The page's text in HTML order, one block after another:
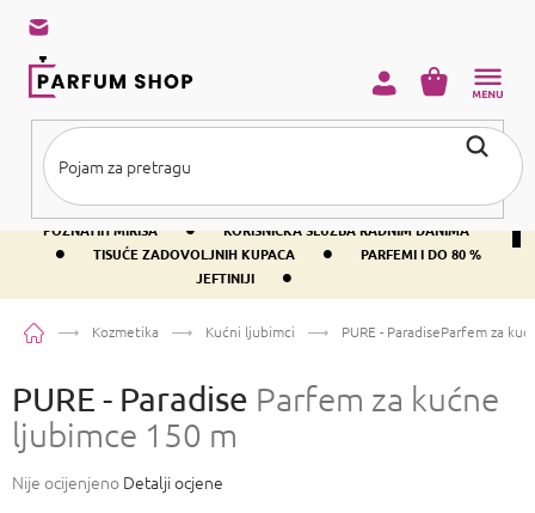
sadržaj
BESPLATNA DOSTAVA IZNAD PRIBLIŽNO 37 € •
400+ SVJETSKI
POZNATIH MIRISA
• KORISNIČKA SLUŽBA RADNIM DANIMA
• TISUĆE ZADOVOLJNIH KUPACA •
PARFEMI I DO 80 %
JEFTINIJI
•
KOŠARICA
PočetnaKozmetika Kućni ljubimci PURE - ParadiseParfem za
PURE - Paradise Parfem za kućne
ljubimce 150 m
Prosječna
Nije ocijenjeno Detalji ocjene